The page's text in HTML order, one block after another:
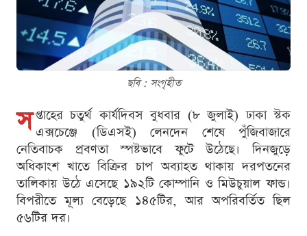
ছবি : সংগৃহীত
স প্তাহের চতুর্থ কার্যদিবস বুধবার (৮ জুলাই) ঢাকা স্টক
এক্সচেঞ্জে (ডিএসই) লেনদেন শেষে পুঁজিবাজারে
নেতিবাচক প্রবণতা স্পষ্টভাবে ফুটে উঠেছে। দিনজুড়ে
অধিকাংশ খাতে বিক্রির চাপ অব্যাহত থাকায় দরপতনের
তালিকায় উঠে এসেছে ১৯২টি কোম্পানি ও মিউচুয়াল ফান্ড।
বিপরীতে মূল্য বেড়েছে ১৪৫টির, আর অপরিবর্তিত ছিল
৫৬টির দর।